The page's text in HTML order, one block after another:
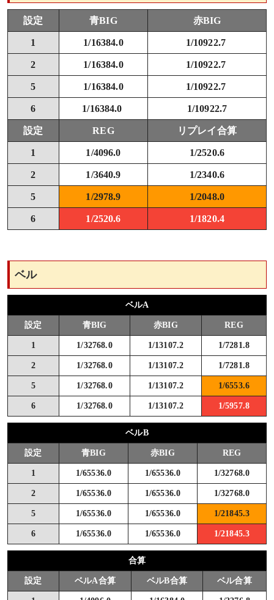
設定 青BIG 赤BIG
1 1/16384.0 1/10922.7
2 1/16384.0 1/10922.7
5 1/16384.0 1/10922.7
6 1/16384.0 1/10922.7
設定 REG リプレイ合算
1 1/4096.0 1/2520.6
2 1/3640.9 1/2340.6
5 1/2978.9 1/2048.0
6 1/2520.6 1/1820.4
ベル
ベルA
設定 青BIG 赤BIG REG
1 1/32768.0 1/13107.2 1/7281.8
2 1/32768.0 1/13107.2 1/7281.8
5 1/32768.0 1/13107.2 1/6553.6
6 1/32768.0 1/13107.2 1/5957.8
ベルB
設定 青BIG 赤BIG REG
1 1/65536.0 1/65536.0 1/32768.0
2 1/65536.0 1/65536.0 1/32768.0
5 1/65536.0 1/65536.0 1/21845.3
6 1/65536.0 1/65536.0 1/21845.3
合算
設定 ベルA合算 ベルB合算 ベル合算